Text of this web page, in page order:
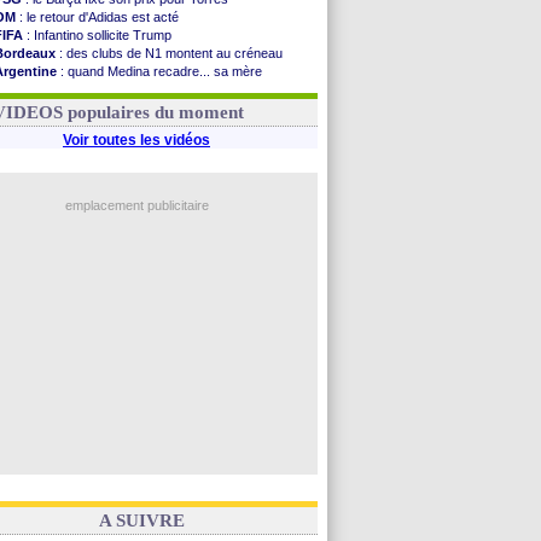
: le retour d'Adidas est acté
: Infantino sollicite Trump
: des clubs de N1 montent au créneau
: quand Medina recadre... sa mère
: Paixão attire un 2e club anglais
populaires du moment
Voir toutes les vidéos
emplacement publicitaire
A SUIVRE